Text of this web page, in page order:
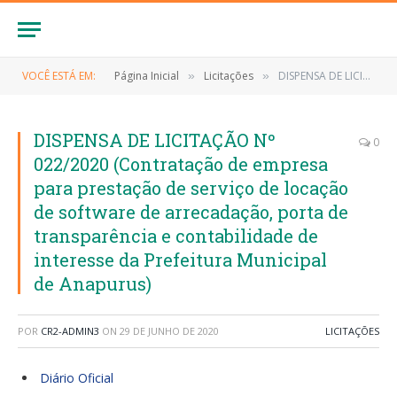
VOCÊ ESTÁ EM: Página Inicial » Licitações » DISPENSA DE LICITAÇÃO Nº 022/2020 (Contratação de empresa para prestação de serviço de locação de software de arrecadação, porta de transparência e contabilidade de interesse da Prefeitura Municipal de Anapurus)
DISPENSA DE LICITAÇÃO Nº
022/2020 (Contratação de empresa
para prestação de serviço de locação
de software de arrecadação, porta de
transparência e contabilidade de
interesse da Prefeitura Municipal
de Anapurus)
0
POR CR2-ADMIN3 ON 29 DE JUNHO DE 2020 LICITAÇÕES
Diário Oficial